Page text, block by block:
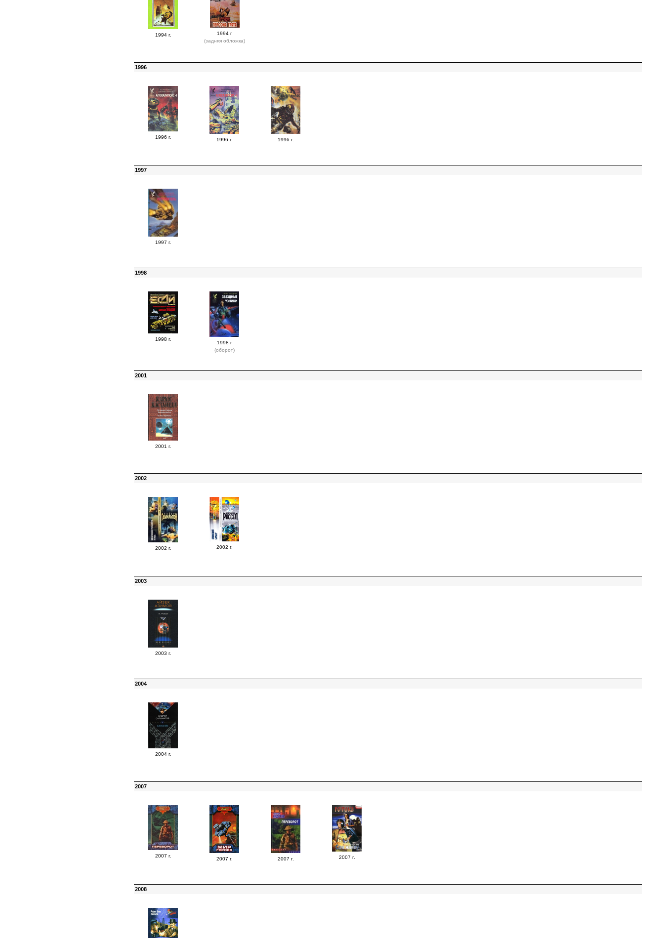
1994 г.
1994 г
(задняя обложка)
1996
1996 г. 1996 г. 1996 г.
1997
1997 г.
1998
1998 г.
1998 г
(оборот)
2001
2001 г.
2002
2002 г. 2002 г.
2003
2003 г.
2004
2004 г.
2007
2007 г.
2007 г. 2007 г. 2007 г.
2008